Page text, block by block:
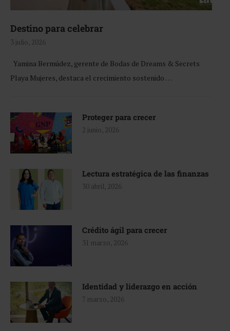
Destino para celebrar
3 julio, 2026
Yamina Bermúdez, gerente de Bodas de Dreams & Secrets
Playa Mujeres, destaca el crecimiento sostenido …
Proteger para crecer
2 junio, 2026
Lectura estratégica de las finanzas
30 abril, 2026
Crédito ágil para crecer
31 marzo, 2026
Identidad y liderazgo en acción
7 marzo, 2026